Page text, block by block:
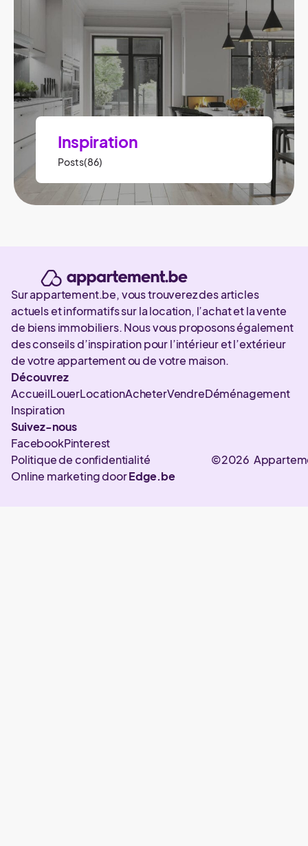
Inspiration
Posts(86)
Sur appartement.be, vous trouverez des articles
actuels et informatifs sur la location, l’achat et la vente
de biens immobiliers. Nous vous proposons également
des conseils d’inspiration pour l’intérieur et l’extérieur
de votre appartement ou de votre maison.
Découvrez
AccueilLouerLocationAcheterVendreDéménagement
Inspiration
Suivez-nous
FacebookPinterest
©2026
Politique de confidentialité
Online marketing doorEdge.be